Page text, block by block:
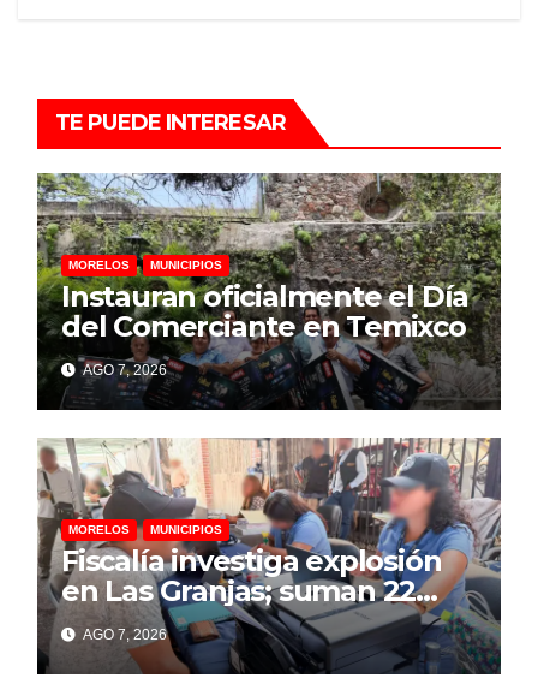
TE PUEDE INTERESAR
MORELOS MUNICIPIOS
Instauran oficialmente el Día
del Comerciante en Temixco
AGO 7, 2026
MORELOS MUNICIPIOS
Fiscalía investiga explosión
en Las Granjas; suman 22
personas lesionadas y 12
denuncias por daños
AGO 7, 2026